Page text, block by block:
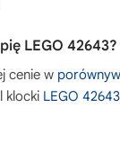
LEGO 42643?
cenie w
klocki LEGO 42643